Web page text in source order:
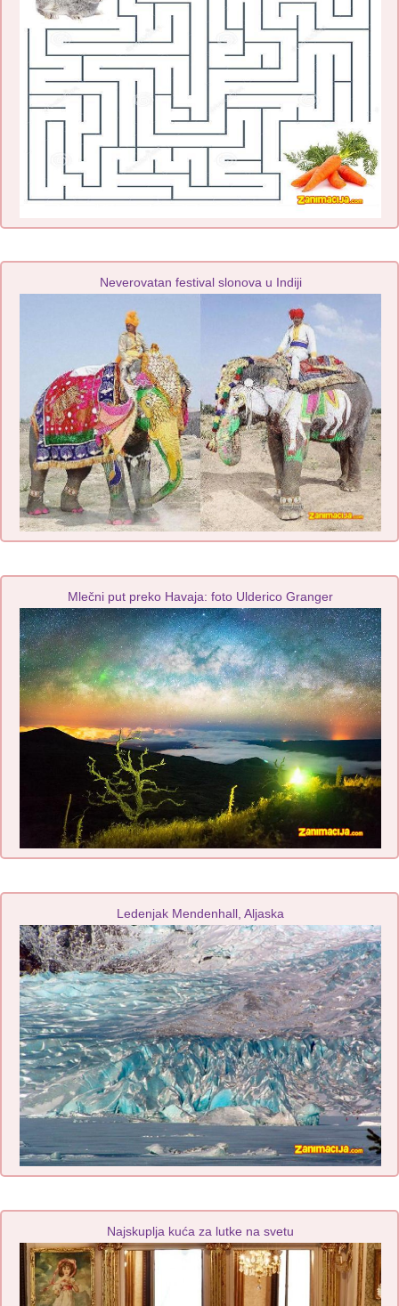
Neverovatan festival slonova u Indiji
Mlečni put preko Havaja: foto Ulderico Granger
Ledenjak Mendenhall, Aljaska
Najskuplja kuća za lutke na svetu